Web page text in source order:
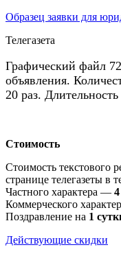
Образец заявки для
Телегазета
Графический файл
объявления.
20 раз.
Стоимость
Стоимость текстового
странице телегазеты в
Частного характера —
Коммерческого
Поздравление на 1
Действующие скидки